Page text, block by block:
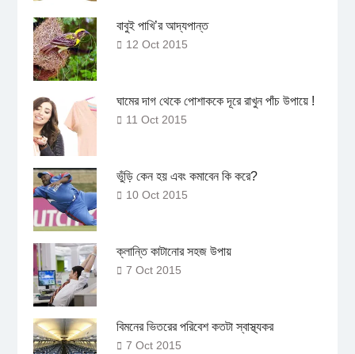
বাবুই পাখি’র আদ্যপান্ত
12 Oct 2015
ঘামের দাগ থেকে পোশাককে দূরে রাখুন পাঁচ উপায়ে !
11 Oct 2015
ভুঁড়ি কেন হয় এবং কমাবেন কি করে?
10 Oct 2015
ক্লান্তি কাটানোর সহজ উপায়
7 Oct 2015
বিমনের ভিতরের পরিবেশ কতটা স্বাস্থ্যকর
7 Oct 2015